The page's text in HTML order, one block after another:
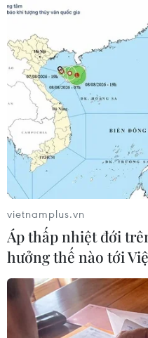
#Lực lượng Liên minh Dân
CHDC Congo
Theo dõi VietnamPlus
TIN LIÊN QUAN
vietnamplus.vn
Áp thấp nhiệt đới
hưởng thế nào tới